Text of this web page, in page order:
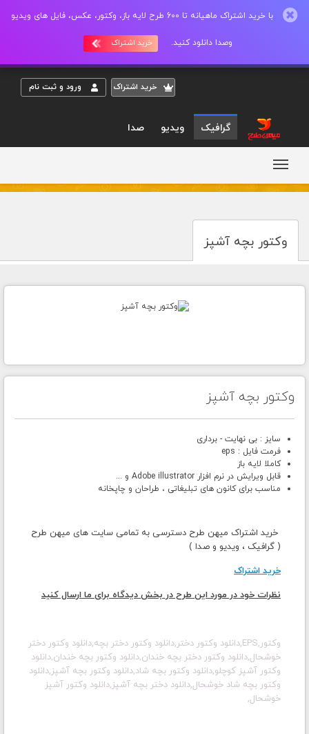
با خرید اشتراک ماهیانه تا 600 طرح لایه باز، وکتور، عکس، فایل های ویدیو
وصدا دانلود کنید. خرید اشتراک
خريد اشتراک ورود و ثبت نام
گرافیک ویدیو صدا
وکتور بچه آشپز
وکتور بچه آشپز
سایز : بی نهایت - برداری
فرمت فایل : eps
کاملا لایه باز
قابل ویرایش در نرم افزار Adobe illustrator و ...
مناسب برای کانون های تبلیغاتی ، طراحان و چاپخانه
خرید اشتراک میهن طرح دسترسی به تمامی سایت های میهن طرح
( گرافیک ، ویدیو و صدا )
خرید اشتراک
نظرات خود در مورد این طرح در بخش دیدگاه برای ما ارسال کنید
وکتور,EPS,دانلود وکتور دختر,دانلود وکتور دختر بچه,دانلود وکتور دختر
خوشحال,دانلود وکتور دختر بچه خندان,دانلود وکتور بچه خندان,دانلود
وکتور آشپز کوچلو,دانلود وکتور بچه شاد,دانلود وکتور بچه آشپز,دانلود
وکتور بچه شاد خوشحال,دانلود دختر بچه آشپز,دانلود وکتور آشپز
خوشحال,